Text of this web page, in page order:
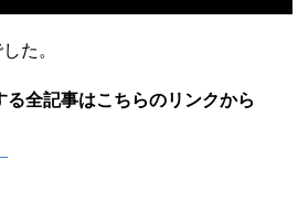
た。
全記事はこちらのリンクから